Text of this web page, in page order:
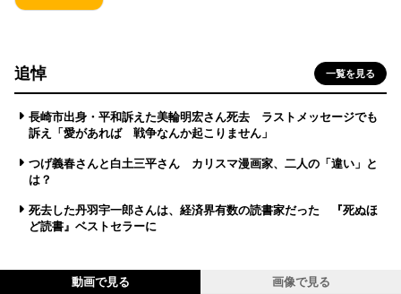
追悼 一覧を見る
長崎市出身・平和訴えた美輪明宏さん死去 ラストメッセージでも
訴え「愛があれば 戦争なんか起こりません」
つげ義春さんと白土三平さん カリスマ漫画家、二人の「違い」と
は？
死去した丹羽宇一郎さんは、経済界有数の読書家だった 『死ぬほ
ど読書』ベストセラーに
動画で見る 画像で見る